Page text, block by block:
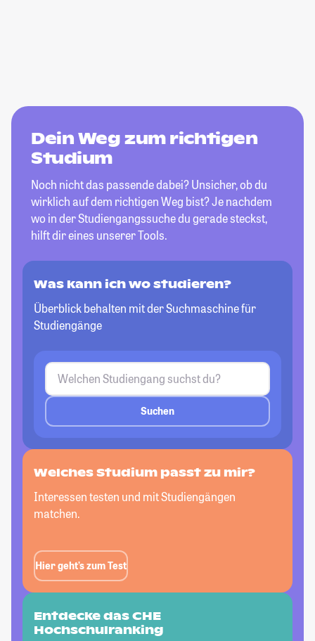
Dein Weg zum richtigen
Studium
Noch nicht das passende dabei? Unsicher, ob du
wirklich auf dem richtigen Weg bist? Je nachdem
wo in der Studiengangssuche du gerade steckst,
hilft dir eines unserer Tools.
Was kann ich wo studieren?
Überblick behalten mit der Suchmaschine für
Studiengänge
Suchen
Welches Studium passtzu mir?
Interessen testen und mit Studiengängen
matchen.
Hier geht’s zum Test
Entdecke das CHE
Hochschulranking